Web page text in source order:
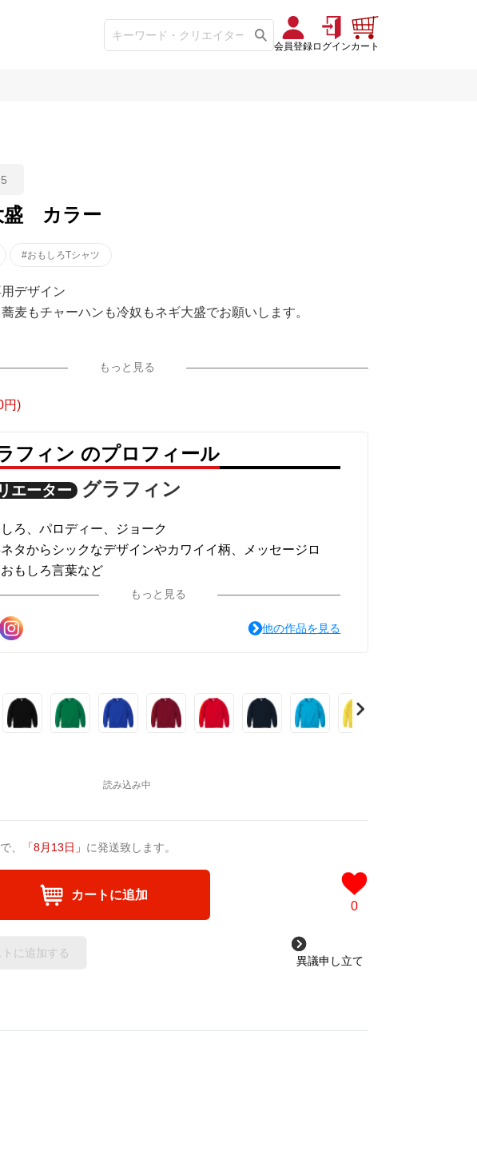
会員登録ログインカート
5
盛 カラー
#おもしろTシャツ
デザイン
麦もチャーハンも冷奴もネギ大盛でお願いします。
もっと見る
円)
フィン のプロフィール
エーター グラフィン
ろ、パロディー、ジョーク
タからシックなデザインやカワイイ柄、メッセージロ
もしろ言葉など
なデザインを制作しています。
もっと見る
他の作品を見る
、 「8月13日 」 に発送致します。
カートに追加
0
に追加する
異議申し立て